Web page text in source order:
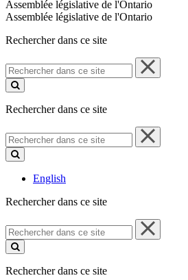
Assemblée législative de l'Ontario
Assemblée législative de l'Ontario
Rechercher dans ce site
Rechercher
dans
ce
Rechercher dans ce site
Rechercher
dans
ce
English
Rechercher dans ce site
Rechercher
dans
ce
Rechercher dans ce site